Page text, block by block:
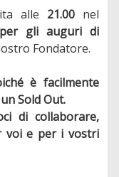
alle 21.00nel
per gli auguri di
Fondatore.
è facilmente
Sold Out.
di collaborare,
voi e per i vostri